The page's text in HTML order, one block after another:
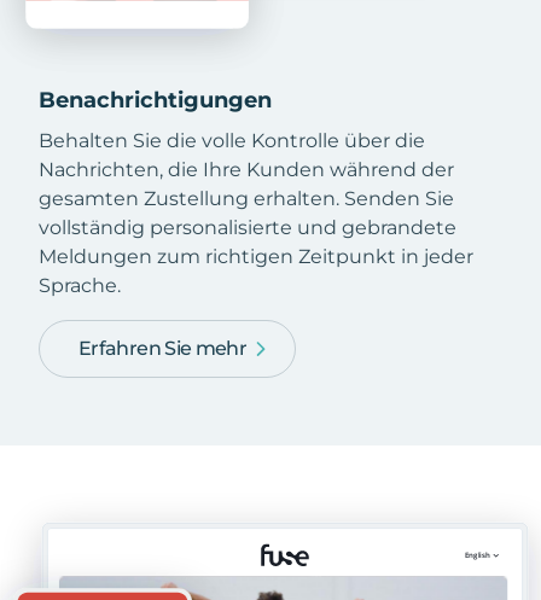
Benachrichtigungen
Behalten Sie die volle Kontrolle über die
Nachrichten, die Ihre Kunden während der
gesamten Zustellung erhalten. Senden Sie
vollständig personalisierte und gebrandete
Meldungen zum richtigen Zeitpunkt in jeder
Sprache.
Erfahren Sie mehr